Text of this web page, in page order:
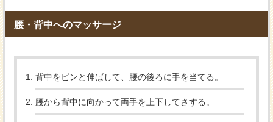
腰・背中へのマッサージ
背中をピンと伸ばして、腰の後ろに手を当てる。
腰から背中に向かって両手を上下してさする。